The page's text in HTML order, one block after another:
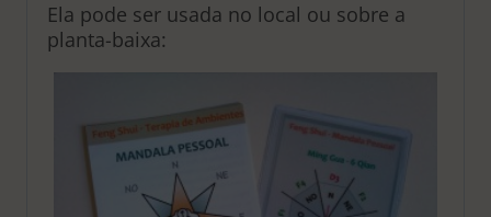
Ela pode ser usada no local ou sobre a
planta-baixa: